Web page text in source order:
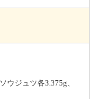
ウジュツ各3.375g、